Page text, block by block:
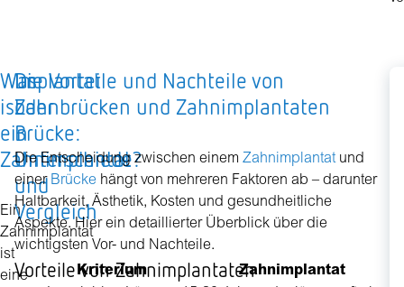
Was
ist
ein
Zahnimplantat?
Ein
Zahnimplantat
ist
eine
Implantat
oder
Brücke:
Unterschiede
und
Vergleich
Kriterium Zahnimplantat
Die Vorteile und Nachteile von
Zahnbrücken und Zahnimplantaten
Die Entscheidung zwischen einem Zahnimplantat und
einer Brücke hängt von mehreren Faktoren ab – darunter
Haltbarkeit, Ästhetik, Kosten und gesundheitliche
Aspekte. Hier ein detaillierter Überblick über die
wichtigsten Vor- und Nachteile.
Vorteile von Zahnimplantaten